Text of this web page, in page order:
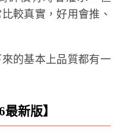
較真實，好用會推、
的基本上品質都有一
新版】